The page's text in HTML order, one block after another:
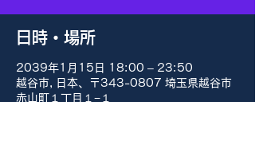
日時・場所
2039年1月15日 18:00 – 23:50
越谷市, 日本、〒343-0807 埼玉県越谷市
赤山町１丁目１−１